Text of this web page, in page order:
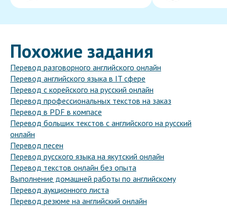
Похожие задания
Перевод разговорного английского онлайн
Перевод английского языка в IT сфере
Перевод с корейского на русский онлайн
Перевод профессиональных текстов на заказ
Перевод в PDF в компасе
Перевод больших текстов с английского на русский
онлайн
Перевод песен
Перевод русского языка на якутский онлайн
Перевод текстов онлайн без опыта
Выполнение домашней работы по английскому
Перевод аукционного листа
Перевод резюме на английский онлайн